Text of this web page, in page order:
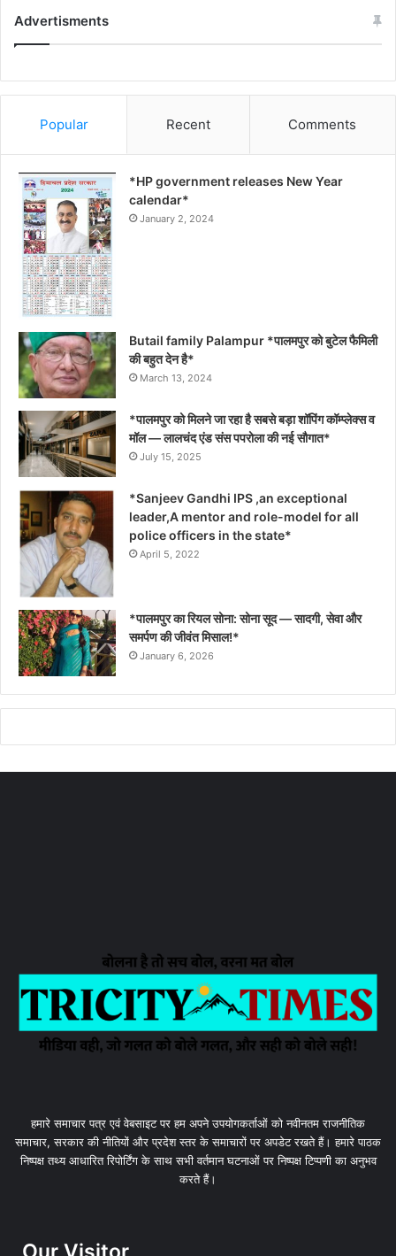
Advertisments
Popular Recent Comments
*HP government releases New Year
calendar*
January 2, 2024
Butail family Palampur *पालमपुर को बुटेल फैमिली
की बहुत देन है*
March 13, 2024
*पालमपुर को मिलने जा रहा है सबसे बड़ा शॉपिंग कॉम्प्लेक्स व
मॉल — लालचंद एंड संस पपरोला की नई सौगात*
July 15, 2025
*Sanjeev Gandhi IPS ,an exceptional
leader,A mentor and role-model for all
police officers in the state*
April 5, 2022
*पालमपुर का रियल सोना: सोना सूद — सादगी, सेवा और
समर्पण की जीवंत मिसाल!*
January 6, 2026
हमारे समाचार पत्र एवं वेबसाइट पर हम अपने उपयोगकर्ताओं को नवीनतम राजनीतिक
समाचार, सरकार की नीतियों और प्रदेश स्तर के समाचारों पर अपडेट रखते हैं। हमारे पाठक
निष्पक्ष तथ्य आधारित रिपोर्टिंग के साथ सभी वर्तमान घटनाओं पर निष्पक्ष टिप्पणी का अनुभव
करते हैं।